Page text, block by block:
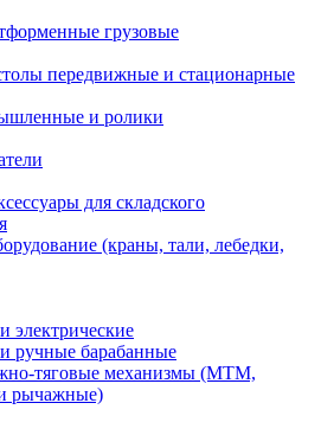
грузовые
передвижные и стационарные
и ролики
для складского
(краны, тали, лебедки,
электрические
ручные барабанные
тяговые механизмы (МТМ,
рычажные)